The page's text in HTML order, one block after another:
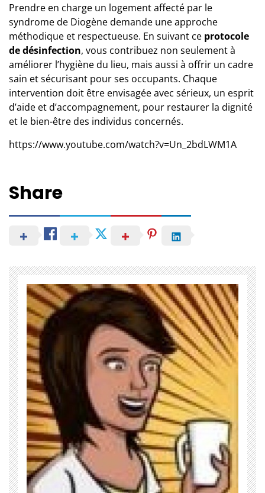
Prendre en charge un logement affecté par le
syndrome de Diogène demande une approche
méthodique et respectueuse. En suivant ce protocole
de désinfection, vous contribuez non seulement à
améliorer l’hygiène du lieu, mais aussi à offrir un cadre
sain et sécurisant pour ses occupants. Chaque
intervention doit être envisagée avec sérieux, un esprit
d’aide et d’accompagnement, pour restaurer la dignité
et le bien-être des individus concernés.
https://www.youtube.com/watch?v=Un_2bdLWM1A
Share